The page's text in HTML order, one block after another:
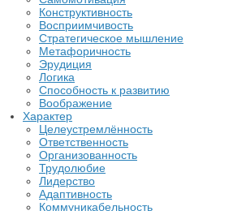
Конструктивность
Восприимчивость
Стратегическое мышление
Метафоричность
Эрудиция
Логика
Способность к развитию
Воображение
Характер
Целеустремлённость
Ответственность
Организованность
Трудолюбие
Лидерство
Адаптивность
Коммуникабельность